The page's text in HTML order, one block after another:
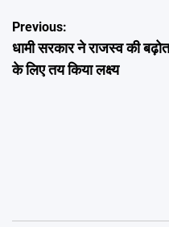
Post
navigation
Previous:
धामी सरकार ने राजस्व की
के लिए तय किया लक्ष्य